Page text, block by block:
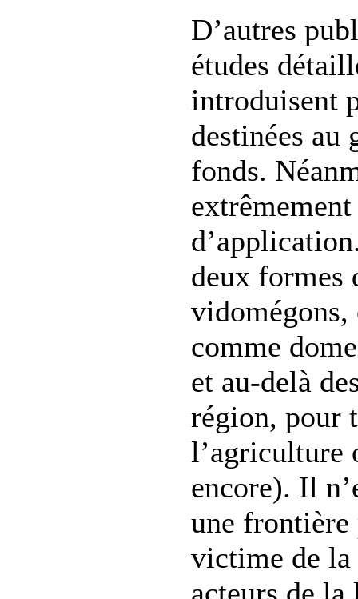
D’autres
études
introduisent
destinées au
fonds.
deux formes
vidomégons,
comme
et au-delà
région, pour
l’agriculture
encore). Il
une frontière
victime de la